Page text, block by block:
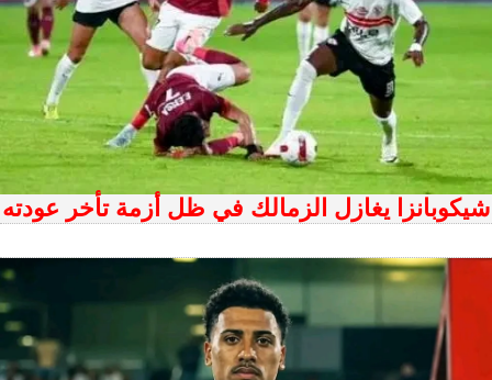
شيكوبانزا يغازل الزمالك في ظل أزمة تأخر عودته